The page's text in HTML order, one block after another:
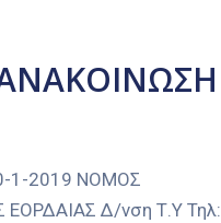
ΝΟΜΟΣ
νση Τ.Υ Τηλ: